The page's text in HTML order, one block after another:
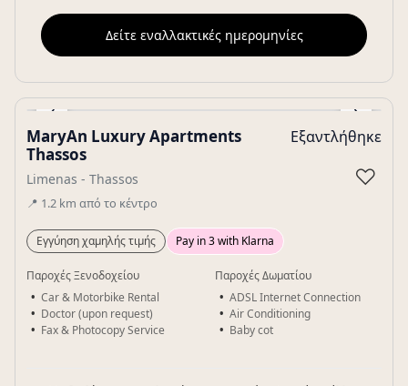
Δείτε εναλλακτικές ημερομηνίες
‹ ›
Gallery
MaryAn Luxury Apartments
Thassos
Limenas - Thassos
📍 1.2 km από το κέντρο
Εξαντλήθηκε
♡
Εγγύηση χαμηλής τιμής Pay in 3 with Klarna
Παροχές Ξενοδοχείου
Car & Motorbike Rental
Doctor (upon request)
Fax & Photocopy Service
Παροχές Δωματίου
ADSL Internet Connection
Air Conditioning
Baby cot